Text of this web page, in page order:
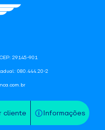
cliente Informações
29145-901
080.444.20-2